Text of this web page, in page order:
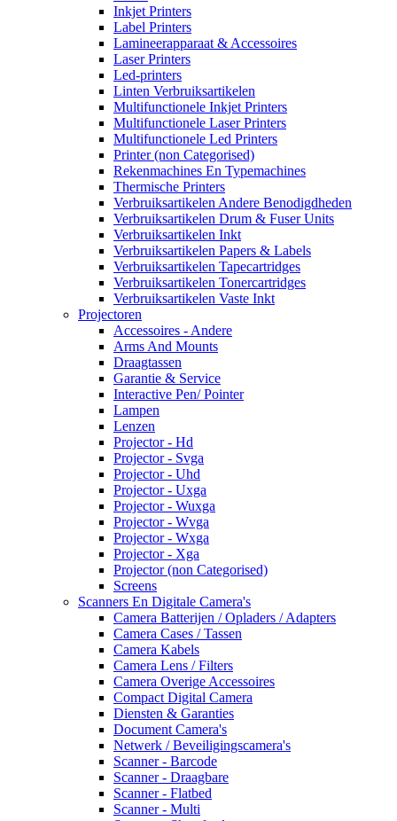
Inkjet Printers
Label Printers
Lamineerapparaat & Accessoires
Laser Printers
Led-printers
Linten Verbruiksartikelen
Multifunctionele Inkjet Printers
Multifunctionele Laser Printers
Multifunctionele Led Printers
Printer (non Categorised)
Rekenmachines En Typemachines
Thermische Printers
Verbruiksartikelen Andere Benodigdheden
Verbruiksartikelen Drum & Fuser Units
Verbruiksartikelen Inkt
Verbruiksartikelen Papers & Labels
Verbruiksartikelen Tapecartridges
Verbruiksartikelen Tonercartridges
Verbruiksartikelen Vaste Inkt
Projectoren
Accessoires - Andere
Arms And Mounts
Draagtassen
Garantie & Service
Interactive Pen/ Pointer
Lampen
Lenzen
Projector - Hd
Projector - Svga
Projector - Uhd
Projector - Uxga
Projector - Wuxga
Projector - Wvga
Projector - Wxga
Projector - Xga
Projector (non Categorised)
Screens
Scanners En Digitale Camera's
Camera Batterijen / Opladers / Adapters
Camera Cases / Tassen
Camera Kabels
Camera Lens / Filters
Camera Overige Accessoires
Compact Digital Camera
Diensten & Garanties
Document Camera's
Netwerk / Beveiligingscamera's
Scanner - Barcode
Scanner - Draagbare
Scanner - Flatbed
Scanner - Multi